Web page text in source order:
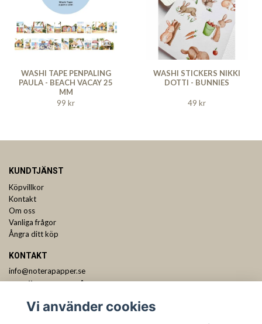
WASHI TAPE PENPALING
PAULA - BEACH VACAY 25
MM
99 kr
WASHI STICKERS NIKKI
DOTTI - BUNNIES
49 kr
KUNDTJÄNST
Köpvillkor
Kontakt
Om oss
Vanliga frågor
Ångra ditt köp
KONTAKT
info@noterapapper.se
Vi använder cookies